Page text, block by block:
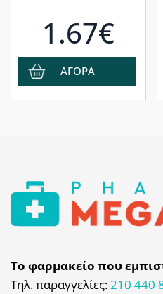
1.67€
ΑΓΟΡΑ
Το φαρμακείο που
Τηλ. παραγγελίες:210 440